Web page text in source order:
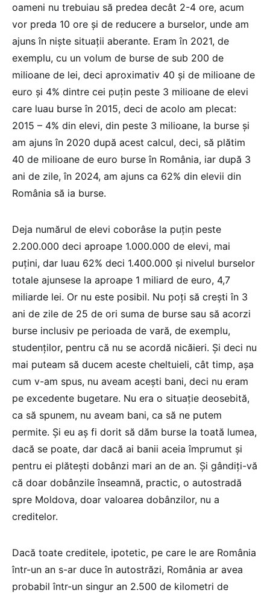
oameni nu trebuiau să predea decât 2-4 ore, acum
vor preda 10 ore și de reducere a burselor, unde am
ajuns în niște situații aberante. Eram în 2021, de
exemplu, cu un volum de burse de sub 200 de
milioane de lei, deci aproximativ 40 și de milioane de
euro și 4% dintre cei puțin peste 3 milioane de elevi
care luau burse în 2015, deci de acolo am plecat:
2015 – 4% din elevi, din peste 3 milioane, la burse și
am ajuns în 2020 după acest calcul, deci, să plătim
40 de milioane de euro burse în România, iar după 3
ani de zile, în 2024, am ajuns ca 62% din elevii din
România să ia burse.
Deja numărul de elevi coborâse la puțin peste
2.200.000 deci aproape 1.000.000 de elevi, mai
puțini, dar luau 62% deci 1.400.000 și nivelul burselor
totale ajunsese la aproape 1 miliard de euro, 4,7
miliarde lei. Or nu este posibil. Nu poți să crești în 3
ani de zile de 25 de ori suma de burse sau să acorzi
burse inclusiv pe perioada de vară, de exemplu,
studenților, pentru că nu se acordă nicăieri. Și deci nu
mai puteam să ducem aceste cheltuieli, cât timp, așa
cum v-am spus, nu aveam acești bani, deci nu eram
pe excedente bugetare. Nu era o situație deosebită,
ca să spunem, nu aveam bani, ca să ne putem
permite. Și eu aș fi dorit să dăm burse la toată lumea,
dacă se poate, dar dacă ai banii aceia împrumut și
pentru ei plătești dobânzi mari an de an. Și gândiți-vă
că doar dobânzile înseamnă, practic, o autostradă
spre Moldova, doar valoarea dobânzilor, nu a
creditelor.
Dacă toate creditele, ipotetic, pe care le are România
într-un an s-ar duce în autostrăzi, România ar avea
probabil într-un singur an 2.500 de kilometri de